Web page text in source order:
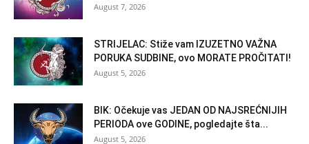
August 7, 2026
STRIJELAC: Stiže vam IZUZETNO VAŽNA
PORUKA SUDBINE, ovo MORATE PROČITATI!
August 5, 2026
BIK: Očekuje vas JEDAN OD NAJSREĆNIJIH
PERIODA ove GODINE, pogledajte šta...
August 5, 2026